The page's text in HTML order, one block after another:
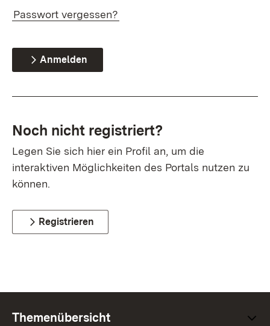
Passwort vergessen?
Anmelden
Noch nicht registriert?
Legen Sie sich hier ein Profil an, um die
interaktiven Möglichkeiten des Portals nutzen zu
können.
Registrieren
Themenübersicht